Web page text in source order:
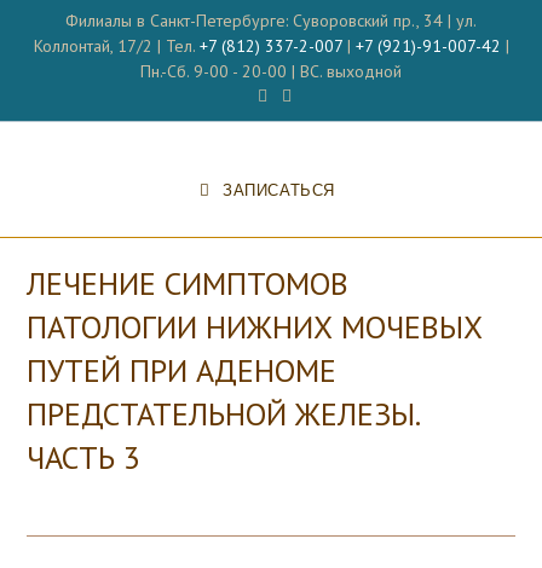
содержимому
Филиалы в Санкт-Петербурге: Суворовский пр., 34 | ул.
Коллонтай, 17/2 | Тел. +7 (812) 337-2-007| +7 (921)-91-007-42 |
Пн.-Сб. 9-00 - 20-00 | ВС. выходной
ЗАПИСАТЬСЯ
ЛЕЧЕНИЕ СИМПТОМОВ
ПАТОЛОГИИ НИЖНИХ МОЧЕВЫХ
ПУТЕЙ ПРИ АДЕНОМЕ
ПРЕДСТАТЕЛЬНОЙ ЖЕЛЕЗЫ.
ЧАСТЬ 3